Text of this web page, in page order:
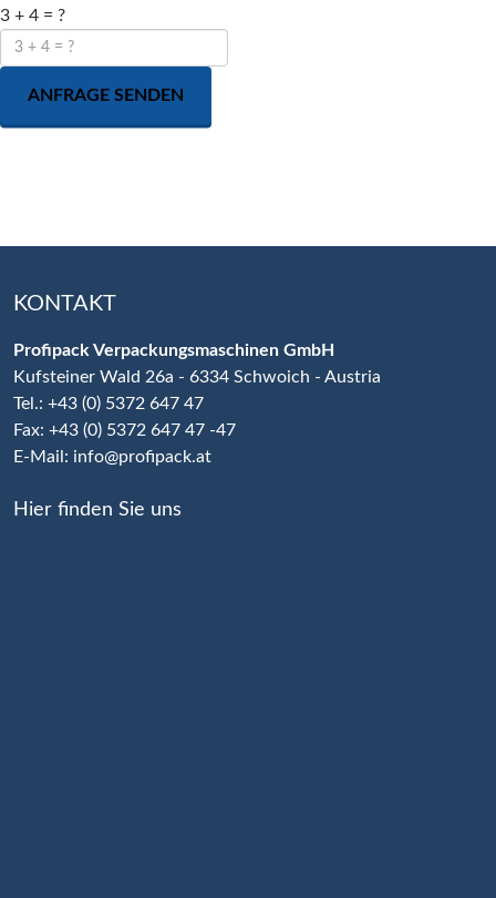
3 + 4 = ?
ANFRAGE SENDEN
KONTAKT
Profipack Verpackungsmaschinen GmbH
Kufsteiner Wald 26a - 6334 Schwoich - Austria
Tel.: +43 (0) 5372 647 47
Fax: +43 (0) 5372 647 47 -47
E-Mail: info@profipack.at
Hier finden Sie uns